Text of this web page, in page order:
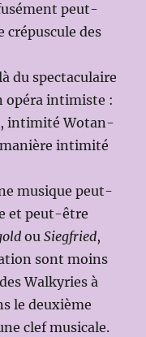
peut-
crépuscule des
du spectaculaire
opéra intimiste :
intimité Wotan-
intimité
musique peut-
et peut-être
ouSiegfried,
sont moins
Walkyries à
le deuxième
clef musicale.